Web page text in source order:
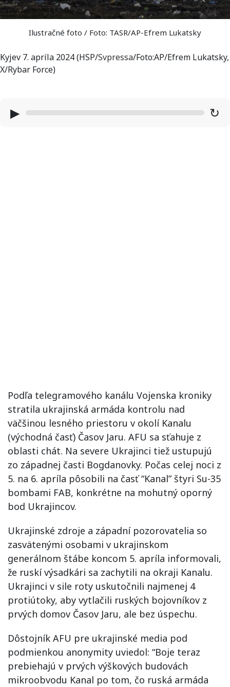
Ilustračné foto / Foto: TASR/AP-Efrem Lukatsky
Kyjev 7. apríla 2024 (HSP/Svpressa/Foto:AP/Efrem Lukatsky,
X/Rybar Force)
▶ ↻
Podľa telegramového kanálu Vojenska kroniky
stratila ukrajinská armáda kontrolu nad
väčšinou lesného priestoru v okolí Kanalu
(východná časť) Časov Jaru. AFU sa sťahuje z
oblasti chát. Na severe Ukrajinci tiež ustupujú
zo západnej časti Bogdanovky. Počas celej noci z
5. na 6. apríla pôsobili na časť “Kanal” štyri Su-35
bombami FAB, konkrétne na mohutný oporný
bod Ukrajincov.
Ukrajinské zdroje a západní pozorovatelia so
zasvätenými osobami v ukrajinskom
generálnom štábe koncom 5. apríla informovali,
že ruskí výsadkári sa zachytili na okraji Kanalu.
Ukrajinci v sile roty uskutočnili najmenej 4
protiútoky, aby vytlačili ruských bojovníkov z
prvých domov Časov Jaru, ale bez úspechu.
Dôstojník AFU pre ukrajinské media pod
podmienkou anonymity uviedol: “Boje teraz
prebiehajú v prvých výškových budovách
mikroobvodu Kanal po tom, čo ruská armáda